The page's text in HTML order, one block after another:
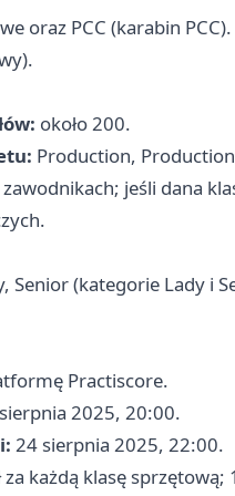
oraz PCC (karabin PCC).
około 200.
Production,
jeśli dana
Senior (kategorie Lady i
Practiscore.
2025, 20:00.
24 sierpnia 2025, 22:00.
za każdą klasę